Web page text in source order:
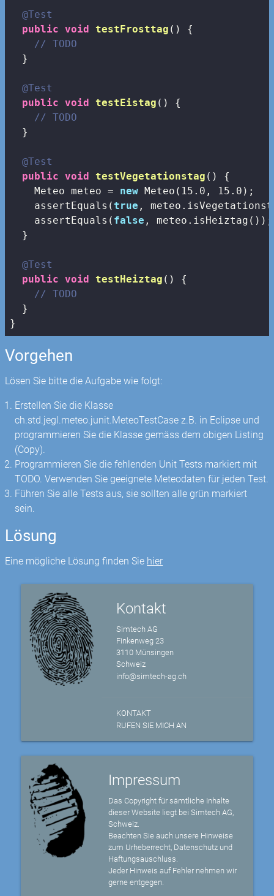
@Test
public void testFrosttag ()
{
// TODO
  }
@Test
public void testEistag ()
{
// TODO
  }
@Test
public void testVegetationstag ()
{
    Meteo meteo =
new Meteo( 15.0 , 15.0 );
    assertEquals(
true ,
    assertEquals(
false , meteo.isHeiztag());
  }
@Test
public void testHeiztag ()
{
// TODO
  }
}
Vorgehen
Lösen Sie bitte die Aufgabe wie folgt:
Erstellen Sie die Klasse
ch.std.jegl.meteo.junit.MeteoTestCase z.B. in Eclipse und
programmieren Sie die Klasse gemäss dem obigen Listing
(Copy).
Programmieren Sie die fehlenden Unit Tests markiert mit
TODO. Verwenden Sie geeignete Meteodaten für jeden Test.
Führen Sie alle Tests aus, sie sollten alle grün markiert
sein.
Lösung
Eine mögliche Lösung finden Sie hier
Kontakt
Simtech AG
Finkenweg 23
3110 Münsingen
Schweiz
info@simtech-ag.ch
KONTAKT
RUFEN SIE MICH AN
Impressum
Das Copyright für sämtliche Inhalte
dieser Website liegt bei Simtech AG,
Schweiz.
Beachten Sie auch unsere Hinweise
zum Urheberrecht, Datenschutz und
Haftungsauschluss.
Jeder Hinweis auf Fehler nehmen wir
gerne entgegen.